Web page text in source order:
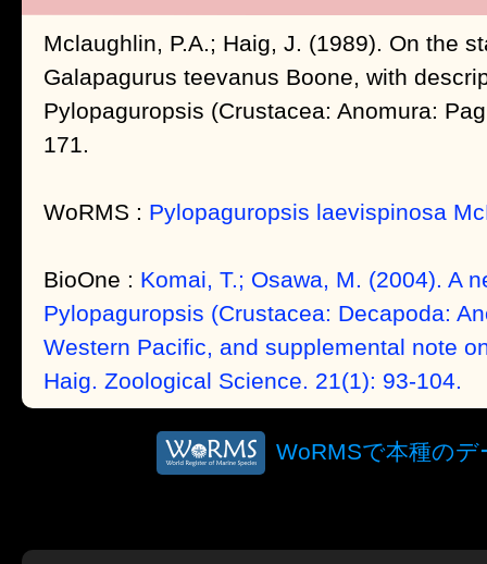
Mclaughlin, P.A.; Haig, J. (1989). On the
Galapagurus teevanus Boone, with
Pylopaguropsis (Crustacea: Anomura:
171.
WoRMS : Pylopaguropsis laevispinosa
BioOne : Komai, T.; Osawa, M. (2004). A
Pylopaguropsis (Crustacea: Decapoda:
Western Pacific, and supplemental note
Haig. Zoological Science. 21(1): 93-104.
WoRMSで本種の